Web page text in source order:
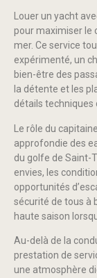
Louer un yacht
pour maximiser le
mer. Ce service
expérimenté, un
bien-être des
la détente et les
détails techniques
Le rôle du
approfondie des
du golfe de Saint-
envies, les
opportunités
sécurité de tous à
haute saison
Au-delà de la
prestation de
une atmosphère